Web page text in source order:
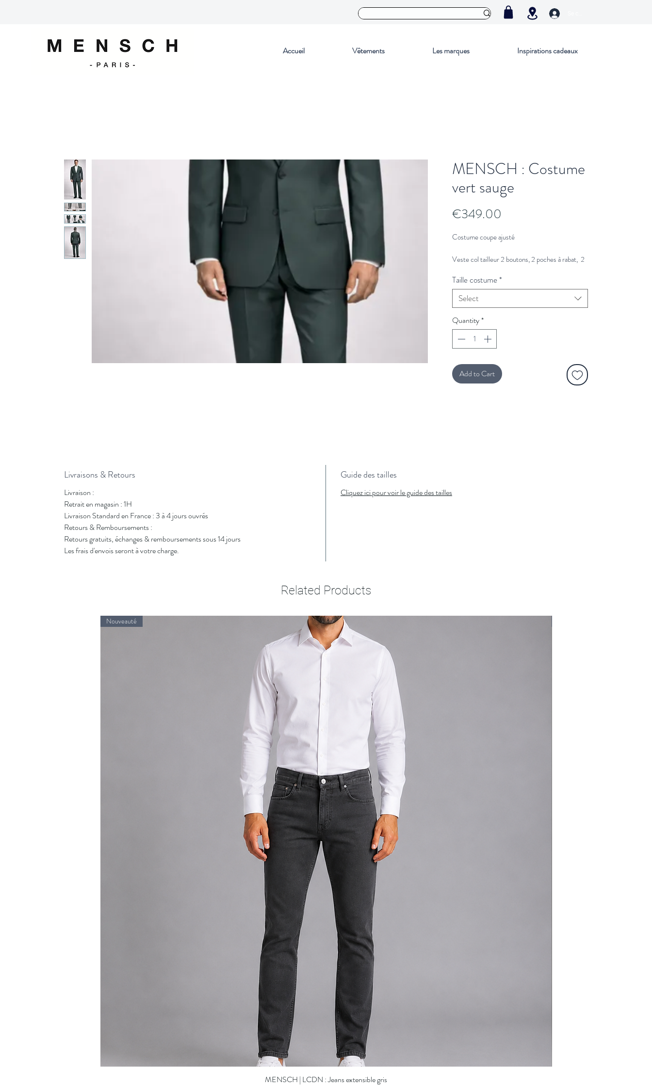
Accueil Vêtements Les marques Inspirations cadeaux
MENSCH : Costume
vert sauge
€349.00
Costume coupe ajusté
Veste col tailleur 2 boutons, 2 poches à rabat, 2
Pantalon avec ceinture crochet et bouton, 2
poches italiennes, bas de pantalons 18cm, non fini
sans ourlet.
Vous souhaitez plus de conseils de stylisme?
Cliquez ici et un styliste vous rappelle.
Nettoyage à sec.
Taille costume*
Select
Quantity*
Add to Cart
Livraisons & Retours
Livraison :
Retrait en magasin : 1H
Livraison Standard en France : 3 à 4 jours ouvrés
Retours & Remboursements :
Retours gratuits, échanges & remboursements sous 14 jours
Les frais d'envois seront à votre charge.
Guide des tailles
Cliquez ici pour voir le guide des tailles
Related Products
Quick View
Nouveauté
MENSCH | LCDN : Jeans extensible gris